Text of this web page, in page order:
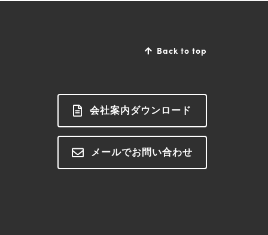
Back to top
会社案内ダウンロード
メールでお問い合わせ